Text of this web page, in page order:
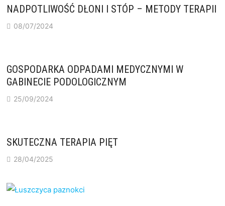
NADPOTLIWOŚĆ DŁONI I STÓP – METODY TERAPII
08/07/2024
GOSPODARKA ODPADAMI MEDYCZNYMI W
GABINECIE PODOLOGICZNYM
25/09/2024
SKUTECZNA TERAPIA PIĘT
28/04/2025